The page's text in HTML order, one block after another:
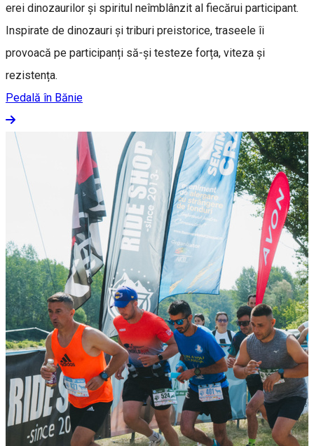
erei dinozaurilor și spiritul neîmblânzit al fiecărui participant.
Inspirate de dinozauri și triburi preistorice, traseele îi
provoacă pe participanți să-și testeze forța, viteza și
rezistența.
Pedală în Bănie